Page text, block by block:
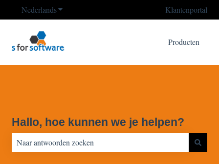
NederlandsSubmenu tonen voor vertalingen Klantenportal
Producten
Hallo, hoe kunnen we je helpen?